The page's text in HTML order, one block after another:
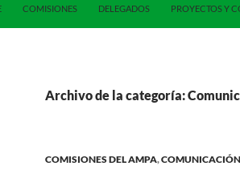
COMISIONES DELEGADOS PROYECTOS Y
Archivo de la categoría:
COMISIONES DEL AMPA,COMUNICACIÓN